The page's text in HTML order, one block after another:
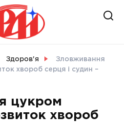
Здоров'я
Зловживання
хвороб серця і судин –
цукром
хвороб